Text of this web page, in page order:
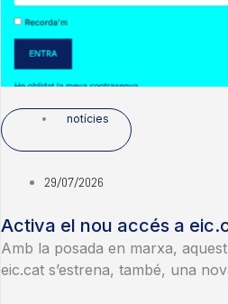
notícies
29/07/2026
Activa el nou accés a
Amb la posada en marxa,
eic.cat s’estrena, també, una